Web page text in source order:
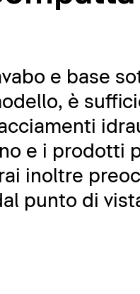
e base
è
e i prodotti
inoltre
punto di